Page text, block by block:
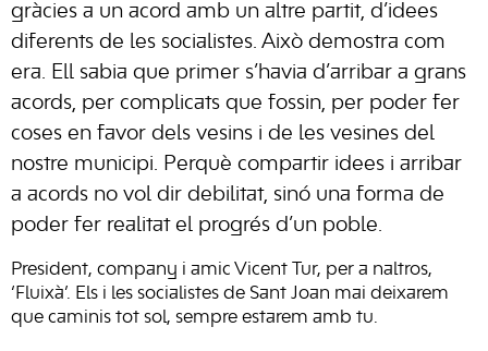
gràcies a un acord amb un altre partit, d’idees
diferents de les socialistes. Això demostra com
era. Ell sabia que primer s’havia d’arribar a grans
acords, per complicats que fossin, per poder fer
coses en favor dels vesins i de les vesines del
nostre municipi. Perquè compartir idees i arribar
a acords no vol dir debilitat, sinó una forma de
poder fer realitat el progrés d’un poble.
President, company i amic Vicent Tur, per a naltros,
‘Fluixà’. Els i les socialistes de Sant Joan mai deixarem
que caminis tot sol, sempre estarem amb tu.